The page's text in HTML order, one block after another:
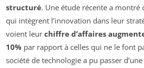
structuré. Une étude récente a montré
qui intègrent l’innovation dans leur
voient leur chiffre d’affaires
10% par rapport à celles qui ne le font
société de technologie a pu passer